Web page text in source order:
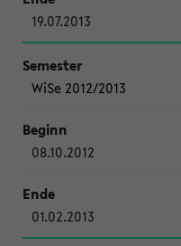
19.07.2013
WiSe 2012/2013
08.10.2012
01.02.2013